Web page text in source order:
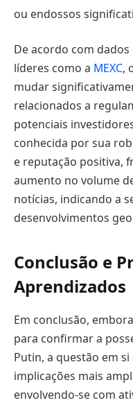
ou endossos
De acordo com
líderes como a MEXC,
mudar
relacionados a
potenciais
conhecida por sua
e reputação positiva,
aumento no volume
notícias, indicando a
desenvolvimentos
Conclusão e
Aprendizados
Em conclusão,
para confirmar a
Putin, a questão em
implicações mais
envolvendo-se com